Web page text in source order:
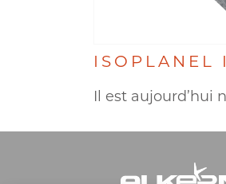
ISOPLANEL I